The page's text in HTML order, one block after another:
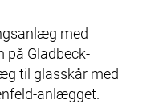
med
på Gladbeck-
til glasskår med
anlægget.